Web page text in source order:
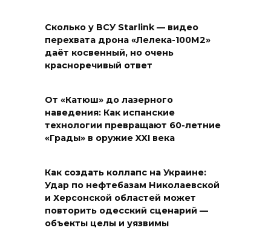
Сколько у ВСУ Starlink — видео
перехвата дрона «Лелека-100М2»
даёт косвенный, но очень
красноречивый ответ
От «Катюш» до лазерного
наведения: Как испанские
технологии превращают 60-летние
«Грады» в оружие XXI века
Как создать коллапс на Украине:
Удар по нефтебазам Николаевской
и Херсонской областей может
повторить одесский сценарий —
объекты целы и уязвимы